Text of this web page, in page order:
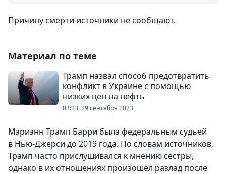
Причину смерти источники не сообщают.
Материал по теме
Трамп назвал способ предотвратить
конфликт в Украине с помощью
низких цен на нефть
03:23, 29 сентября 2023
Мэриэнн Трамп Барри была федеральным судьей
в Нью-Джерси до 2019 года. По словам источников,
Трамп часто прислушивался к мнению сестры,
однако в их отношениях произошел разлад после